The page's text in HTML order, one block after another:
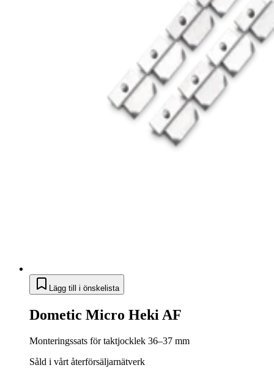
Lägg till i önskelista
Dometic Micro Heki AF
Monteringssats för taktjocklek 36–37 mm
Såld i vårt återförsäljarnätverk